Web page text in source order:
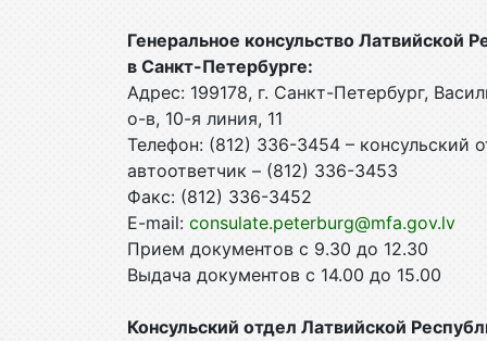
Генеральное консульство Латвийской
в Санкт-Петербурге:
Адрес: 199178, г. Санкт-Петербург,
о-в, 10-я линия, 11
Телефон: (812) 336-3454 – консульский
автоответчик – (812) 336-3453
Факс: (812) 336-3452
E-mail: consulate.peterburg@mfa.gov.lv
Прием документов с 9.30 до 12.30
Выдача документов с 14.00 до 15.00
Консульский отдел Латвийской